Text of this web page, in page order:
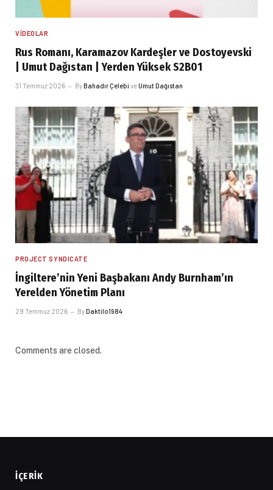
VIDEOLAR
Rus Romanı, Karamazov Kardeşler ve Dostoyevski
| Umut Dağıstan | Yerden Yüksek S2B01
31 Temmuz 2026 ByBahadır Çelebi veUmut Dağıstan
PROJECT SYNDICATE
İngiltere’nin Yeni Başbakanı Andy Burnham’ın
Yerelden Yönetim Planı
29 Temmuz 2026 ByDaktilo1984
Comments are closed.
İÇERIK